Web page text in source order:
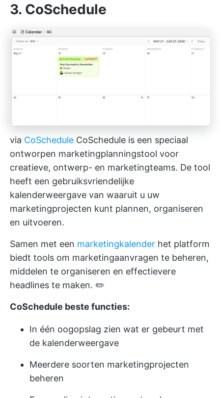
3. CoSchedule
via CoSchedule CoSchedule is een speciaal
ontworpen marketingplanningstool voor
creatieve, ontwerp- en marketingteams. De tool
heeft een gebruiksvriendelijke
kalenderweergave van waaruit u uw
marketingprojecten kunt plannen, organiseren
en uitvoeren.
Samen met een marketingkalender het platform
biedt tools om marketingaanvragen te beheren,
middelen te organiseren en effectievere
headlines te maken. ✏️
CoSchedule beste functies:
In één oogopslag zien wat er gebeurt met
de kalenderweergave
Meerdere soorten marketingprojecten
beheren